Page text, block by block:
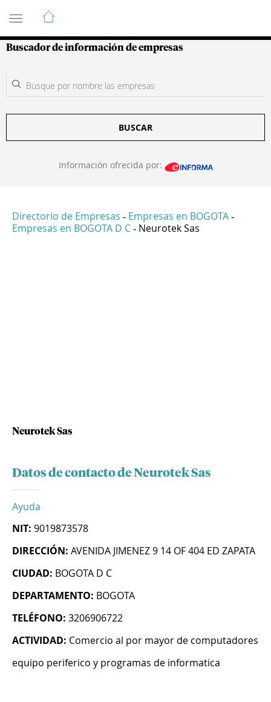
Guía de Empresas Colombianas
Buscador de información de empresas
BUSCAR
Información ofrecida por:
Directorio de Empresas - Empresas en BOGOTA -
Empresas en BOGOTA D C - Neurotek Sas
Neurotek Sas
Datos de contacto de Neurotek Sas
Ayuda
NIT: 9019873578
DIRECCIÓN: AVENIDA JIMENEZ 9 14 OF 404 ED ZAPATA
CIUDAD: BOGOTA D C
DEPARTAMENTO: BOGOTA
TELÉFONO: 3206906722
ACTIVIDAD: Comercio al por mayor de computadores
equipo periferico y programas de informatica